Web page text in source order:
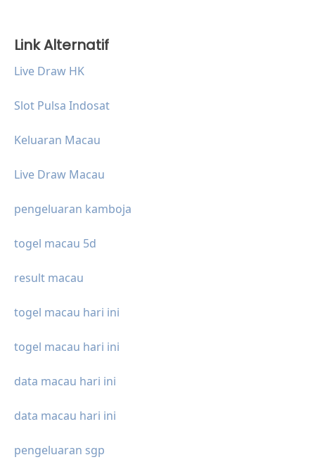
Link Alternatif
Live Draw HK
Slot Pulsa Indosat
Keluaran Macau
Live Draw Macau
pengeluaran kamboja
togel macau 5d
result macau
togel macau hari ini
togel macau hari ini
data macau hari ini
data macau hari ini
pengeluaran sgp